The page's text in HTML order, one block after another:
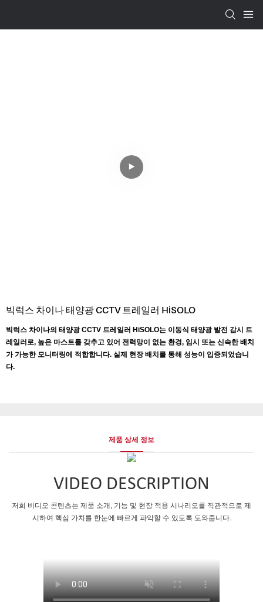
빅럭스 차이나 태양광 CCTV 트레일러 HiSOLO
빅럭스 차이나의 태양광 CCTV 트레일러 HiSOLO는 이동식 태양광 발전 감시 트
레일러로, 높은 마스트를 갖추고 있어 전력망이 없는 환경, 임시 또는 신속한 배치
가 가능한 모니터링에 적합합니다. 실제 현장 배치를 통해 성능이 입증되었습니
다.
제품 상세 정보
VIDEO DESCRIPTION
저희 비디오 콘텐츠는 제품 소개, 기능 및 현장 적용 시나리오를 직관적으로 제
시하여 핵심 가치를 한눈에 빠르게 파악할 수 있도록 도와줍니다.